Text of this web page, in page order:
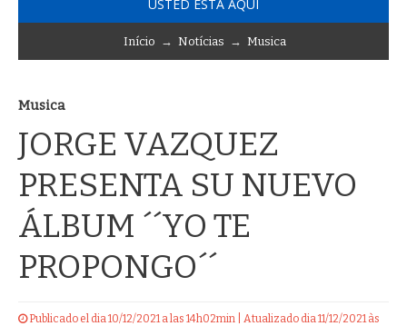
USTED ESTA AQUI
Início → Notícias → Musica
Musica
JORGE VAZQUEZ
PRESENTA SU NUEVO
ÁLBUM ´´YO TE
PROPONGO´´
Publicado el dia 10/12/2021 a las 14h02min | Atualizado dia 11/12/2021 às